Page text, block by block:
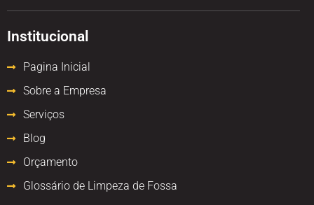
Institucional
Pagina Inicial
Sobre a Empresa
Serviços
Blog
Orçamento
Glossário de Limpeza de Fossa